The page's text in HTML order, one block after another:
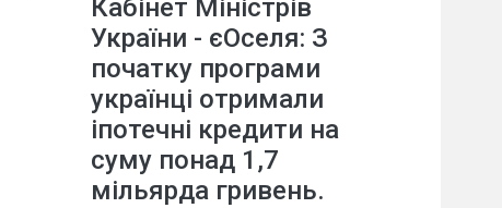
Кабінет Міністрів
України - єОселя: З
початку програми
українці отримали
іпотечні кредити на
суму понад 1,7
мільярда гривень.